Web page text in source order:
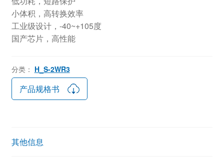
小体积，高转换效率
工业级设计，-40~+105度
国产芯片，高性能
分类： H_S-2WR3
产品规格书
其他信息